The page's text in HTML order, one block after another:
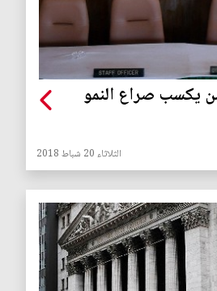
يكسب صراع النمو
الثلاثاء 20 شباط 2018